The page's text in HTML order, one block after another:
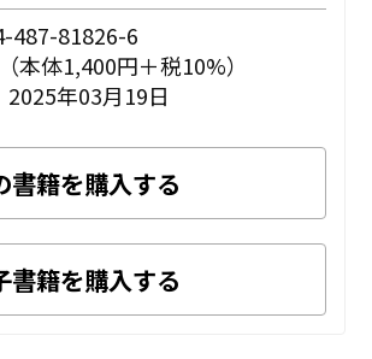
487-81826-6
本体1,400円＋税10%）
年03月19日
書籍を購入する
書籍を購入する